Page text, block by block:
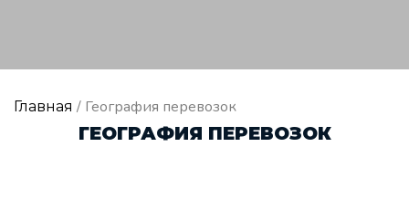
Главная / География перевозок
ГЕОГРАФИЯ ПЕРЕВОЗОК